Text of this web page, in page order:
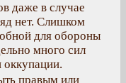
даже в случае
нет. Слишком
для обороны
много сил
правым или